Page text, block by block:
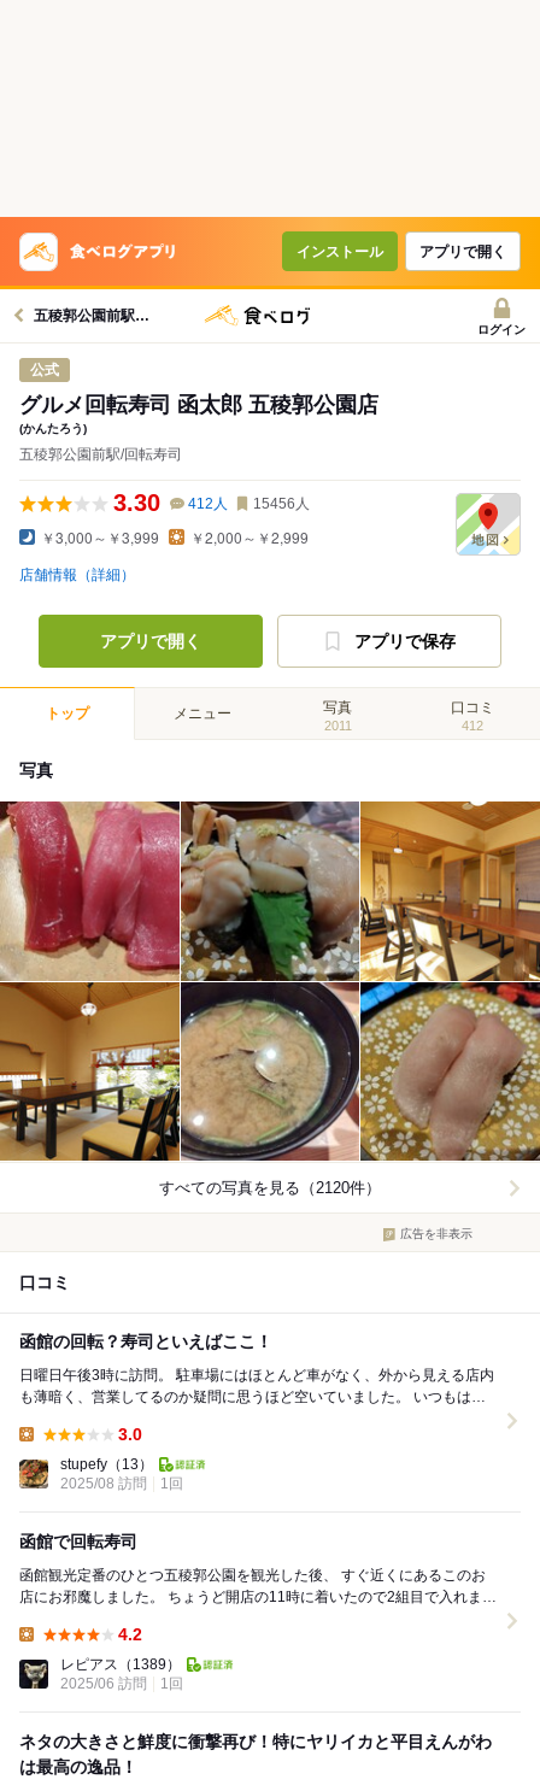
インストール アプリで開く
五稜郭公園前駅グルメへ
ログイン
公式
グルメ回転寿司 函太郎 五稜郭公園店
(かんたろう)
五稜郭公園前駅/回転寿司
3.30 412 人 15456 人
￥3,000～￥3,999 ￥2,000～￥2,999
店舗情報（詳細）
アプリで開く アプリで保存
トップ メニュー 写真
2011
口コミ
412
写真
すべての写真を見る（2120件）
広告を非表示
口コミ
函館の回転？寿司といえばここ！
日曜日午後3時に訪問。 駐車場にはほとんど車がなく、外から見える店内
も薄暗く、営業してるのか疑問に思うほど空いていました。 いつもは行
3.0
stupefy （13）
2025/08 訪問
1回
函館で回転寿司
函館観光定番のひとつ五稜郭公園を観光した後、 すぐ近くにあるこのお
店にお邪魔しました。 ちょうど開店の11時に着いたので2組目で入れまし
4.2
レピアス （1389）
2025/06 訪問
1回
ネタの大きさと鮮度に衝撃再び！特にヤリイカと平目えんがわ
は最高の逸品！